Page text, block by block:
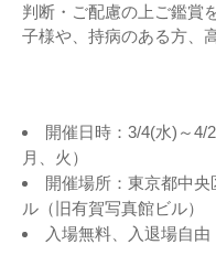
判断・ご配慮の上ご鑑賞
子様や、持病のある方、
開催日時：3/4(水)～4/
月、火）
開催場所：東京都中
ル（旧有賀写真館ビル）
入場無料、入退場自由